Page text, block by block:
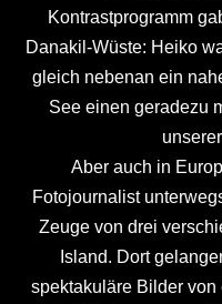
Kontrastprogramm
Danakil-Wüste: Heiko
gleich nebenan ein
See einen geradezu
Aber auch in
Fotojournalist
Zeuge von drei
Island. Dort
spektakuläre Bilder